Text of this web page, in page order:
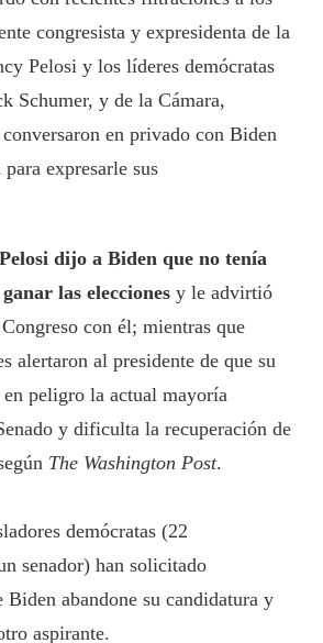
congresista y expresidenta de la
Pelosi y los líderes demócratas
Schumer, y de la Cámara,
en privado con Biden
para expresarle sus
Pelosi dijo a Biden que no tenía
las elecciones y le advirtió
con él; mientras que
alertaron al presidente de que su
peligro la actual mayoría
y dificulta la recuperación de
The Washington Post.
demócratas (22
senador) han solicitado
Biden abandone su candidatura y
aspirante.